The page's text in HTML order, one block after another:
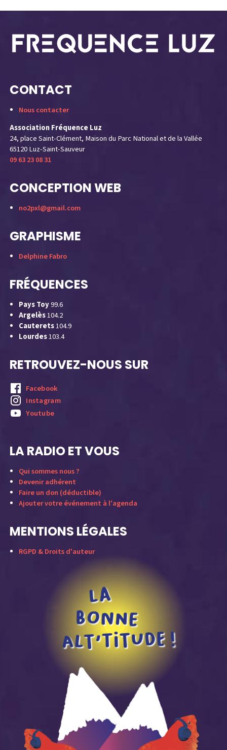
CONTACT
Nous contacter
Association Fréquence Luz
24, place Saint-Clément, Maison du Parc National et de la Vallée
65120 Luz-Saint-Sauveur
09 63 23 08 31
CONCEPTION WEB
no2pxl@gmail.com
GRAPHISME
Delphine Fabro
FRÉQUENCES
Pays Toy99.6
Argelès104.2
Cauterets104.9
Lourdes103.4
RETROUVEZ-NOUS SUR
Facebook
Instagram
Youtube
LA RADIO ET VOUS
Qui sommes nous ?
Devenir adhérent
Faire un don (déductible)
Ajouter votre événement à l'agenda
MENTIONS LÉGALES
RGPD & Droits d'auteur